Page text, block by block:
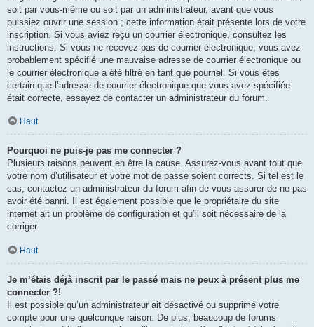
soit par vous-même ou soit par un administrateur, avant que vous
puissiez ouvrir une session ; cette information était présente lors de votre
inscription. Si vous aviez reçu un courrier électronique, consultez les
instructions. Si vous ne recevez pas de courrier électronique, vous avez
probablement spécifié une mauvaise adresse de courrier électronique ou
le courrier électronique a été filtré en tant que pourriel. Si vous êtes
certain que l’adresse de courrier électronique que vous avez spécifiée
était correcte, essayez de contacter un administrateur du forum.
Haut
Pourquoi ne puis-je pas me connecter ?
Plusieurs raisons peuvent en être la cause. Assurez-vous avant tout que
votre nom d’utilisateur et votre mot de passe soient corrects. Si tel est le
cas, contactez un administrateur du forum afin de vous assurer de ne pas
avoir été banni. Il est également possible que le propriétaire du site
internet ait un problème de configuration et qu’il soit nécessaire de la
corriger.
Haut
Je m’étais déjà inscrit par le passé mais ne peux à présent plus me
connecter ?!
Il est possible qu’un administrateur ait désactivé ou supprimé votre
compte pour une quelconque raison. De plus, beaucoup de forums